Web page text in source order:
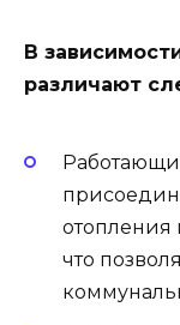
В
различают
отопления
что